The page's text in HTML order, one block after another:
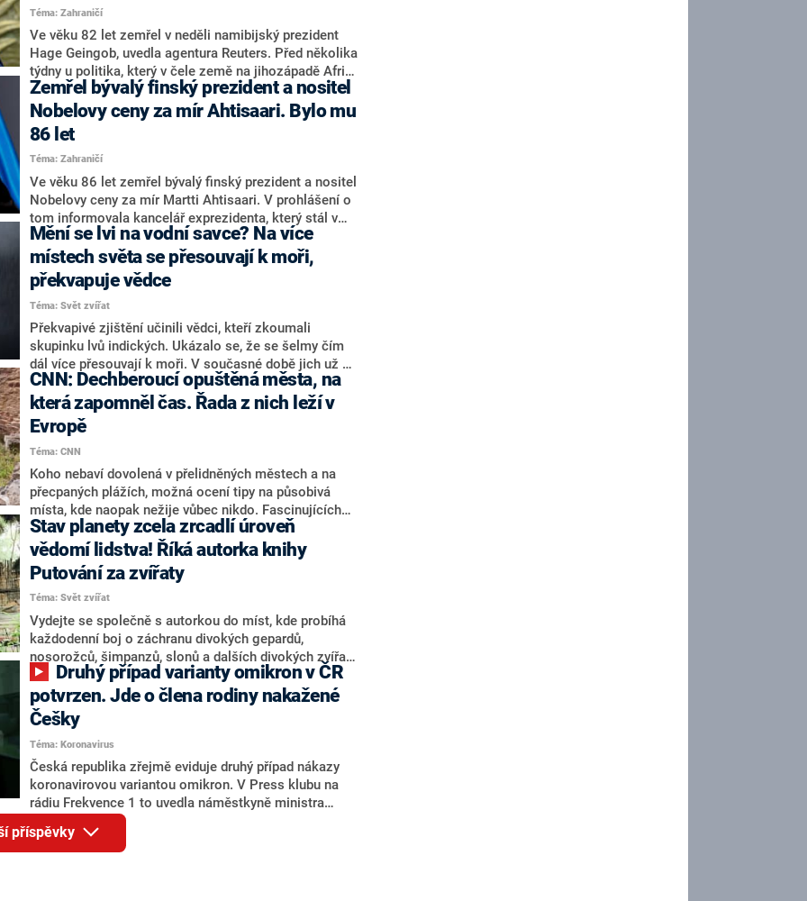
Téma: Zahraničí
Ve věku 82 let zemřel v neděli namibijský prezident
Hage Geingob, uvedla agentura Reuters. Před několika
týdny u politika, který v čele země na jihozápadě Afriky
stál od roku 2015, lékaři zjistili rakovinu.
Zemřel bývalý finský prezident a nositel
Nobelovy ceny za mír Ahtisaari. Bylo mu
86 let
Téma: Zahraničí
Ve věku 86 let zemřel bývalý finský prezident a nositel
Nobelovy ceny za mír Martti Ahtisaari. V prohlášení o
tom informovala kancelář exprezidenta, který stál v
čele Finska v letech 1994 až 2000. Nobelovu cenu
Ahtisaari dostal za zásluhy při vyjednávání míru
například v Indonésii, Namibii, Severním Irsku a
Kosovu.
Mění se lvi na vodní savce? Na více
místech světa se přesouvají k moři,
překvapuje vědce
Téma: Svět zvířat
Překvapivé zjištění učinili vědci, kteří zkoumali
skupinku lvů indických. Ukázalo se, že se šelmy čím
dál více přesouvají k moři. V současné době jich už na
pobřeží v indickém státu Gudžarát žije více než
stovka. Informuje o tom deník The Guardian.
CNN: Dechberoucí opuštěná města, na
která zapomněl čas. Řada z nich leží v
Evropě
Téma: CNN
Koho nebaví dovolená v přelidněných městech a na
přecpaných plážích, možná ocení tipy na působivá
místa, kde naopak nežije vůbec nikdo. Fascinujících
oblastí, které mají svou slávu dávno za sebou, je totiž
po světě celá řada. Jejich přehled přinesla CNN. A
některé z nich leží i nedaleko České republiky.
Stav planety zcela zrcadlí úroveň
vědomí lidstva! Říká autorka knihy
Putování za zvířaty
Téma: Svět zvířat
Vydejte se společně s autorkou do míst, kde probíhá
každodenní boj o záchranu divokých gepardů,
nosorožců, šimpanzů, slonů a dalších divokých zvířat.
Dozvíte se mnoho o zvířatech, jejich ochraně v praxi,
ale i silné lidské příběhy těch, kteří zasvětili svůj život
divočině. V neposlední řadě jsou součástí knihy také
krátká zamyšlení o tom, co dnešní stav planety a
podoba vztahu ke zvířatům vypovídá o nás lidech a co
vše můžeme pro sebe získat, pokud svůj vztah s
divočinou obnovíme.
potvrzen. Jde o člena rodiny nakažené
Češky
Téma: Koronavirus
Česká republika zřejmě eviduje druhý případ nákazy
koronavirovou variantou omikron. V Press klubu na
rádiu Frekvence 1 to uvedla náměstkyně ministra
zdravotnictví Martina Koziar Vašáková. Podle ní jde o
člena rodiny nakažené Češky, která se v listopadu
vrátila z Namibie přes Jihoafrickou republiku a Dubaj.
příspěvky